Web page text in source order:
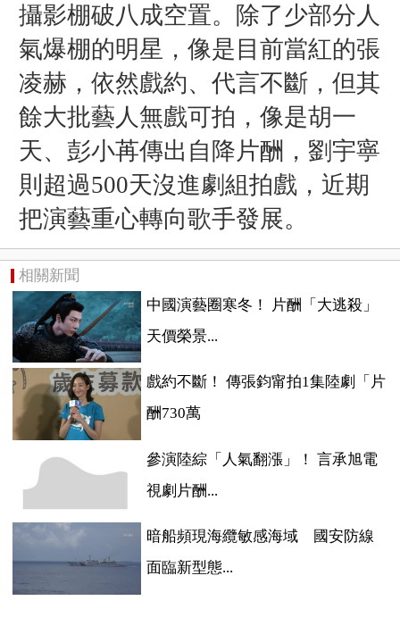
攝影棚破八成空置。除了少部分人
氣爆棚的明星，像是目前當紅的張
凌赫，依然戲約、代言不斷，但其
餘大批藝人無戲可拍，像是胡一
天、彭小苒傳出自降片酬，劉宇寧
則超過500天沒進劇組拍戲，近期
把演藝重心轉向歌手發展。
相關新聞
中國演藝圈寒冬！ 片酬「大逃殺」
天價榮景...
戲約不斷！ 傳張鈞甯拍1集陸劇「片
酬730萬
參演陸綜「人氣翻漲」！ 言承旭電
視劇片酬...
暗船頻現海纜敏感海域 國安防線
面臨新型態...